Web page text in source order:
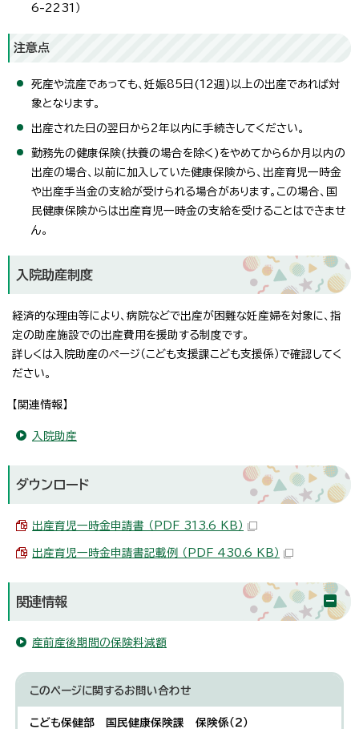
6-2231）
注意点
死産や流産であっても、妊娠85日(12週)以上の出産であれば対
象となります。
出産された日の翌日から2年以内に手続きしてください。
勤務先の健康保険(扶養の場合を除く)をやめてから6か月以内の
出産の場合、以前に加入していた健康保険から、出産育児一時金
や出産手当金の支給が受けられる場合があります。この場合、国
民健康保険からは出産育児一時金の支給を受けることはできませ
ん。
入院助産制度
経済的な理由等により、病院などで出産が困難な妊産婦を対象に、指
定の助産施設での出産費用を援助する制度です。
詳しくは入院助産のページ（こども支援課こども支援係）で確認してく
ださい。
【関連情報】
入院助産
ダウンロード
出産育児一時金申請書 （PDF 313.6 KB）
出産育児一時金申請書記載例 （PDF 430.6 KB）
関連情報
産前産後期間の保険料減額
このページに関するお問い合わせ
こども保健部 国民健康保険課 保険係（2）